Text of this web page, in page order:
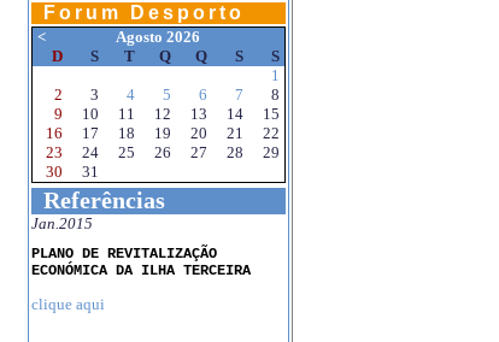
Forum Desporto
<
Agosto 2026
D
S T Q Q S
S
1
2
3 4 5 6 7
8
9
10 11 12 13 14
15
16
17 18 19 20 21
22
23
24 25 26 27 28
29
30
31
Referências
Jan.2015
PLANO DE REVITALIZAÇÃO
ECONÓMICA DA ILHA TERCEIRA
clique aqui